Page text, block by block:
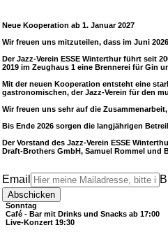
Montag | Dienstag | Mittwoch
Bei Veranstaltungen ab 17:00
Mittwoch-Mittag
Donnerstag | Freitag
Live-Konzert 20:15
Samstag
Bei öffentlichen Veranstaltungen ab 17:00
Sonntag
Café - Bar mit Drinks und Snacks ab 17:00
Live-Konzert 19:30
Neue Kooperation ab 1. Januar 2027
Wir freuen uns mitzuteilen, dass im Juni
Der Jazz-Verein ESSE Winterthur führt seit
2019 im Zeughaus 1 eine Brennerei für Gin
Mit der neuen Kooperation entsteht eine
gastronomischen, der Jazz-Verein für den
Wir freuen uns sehr auf die
Bis Ende 2026 sorgen die langjährigen
Der Vorstand des Jazz-Verein ESSE
Draft-Brothers GmbH, Samuel Rommel und
Email
Abschicken